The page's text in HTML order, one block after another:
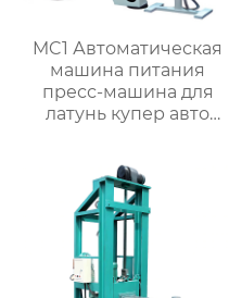
MC1 Автоматическая
машина питания
пресс-машина для
латунь купер авто